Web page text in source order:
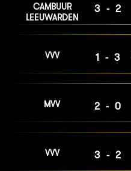
CAMBUUR
LEEUWARDEN
3-2
VVV 1-3
MVV 2-0
VVV 3-2